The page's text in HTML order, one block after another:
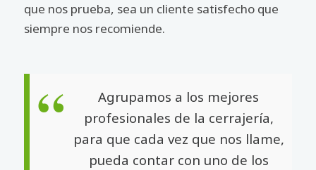
que nos prueba, sea un cliente satisfecho que
siempre nos recomiende.
Agrupamos a los mejores
profesionales de la cerrajería,
para que cada vez que nos llame,
pueda contar con uno de los